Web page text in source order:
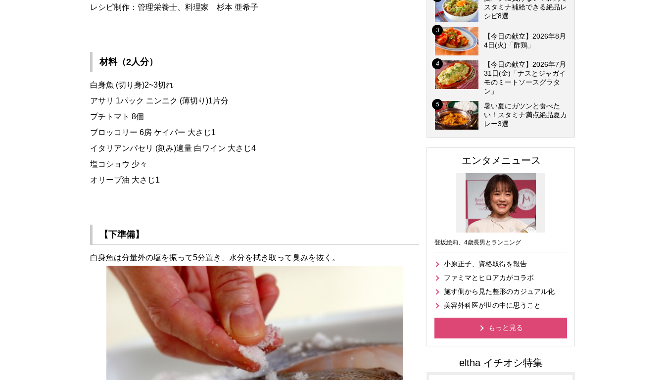
レシピ制作：管理栄養士、料理家 杉本 亜希子
材料（2人分）
白身魚 (切り身)2~3切れ
アサリ 1パック ニンニク (薄切り)1片分
プチトマト 8個
ブロッコリー 6房 ケイパー 大さじ1
イタリアンパセリ (刻み)適量 白ワイン 大さじ4
塩コショウ 少々
オリーブ油 大さじ1
【下準備】
白身魚は分量外の塩を振って5分置き、水分を拭き取って臭みを抜く。
スタミナ補給できる絶品レ
シピ8選
【今日の献立】2026年8月
4日(火)「酢鶏」
【今日の献立】2026年7月
31日(金)「ナスとジャガイ
モのミートソースグラタ
ン」
暑い夏にガツンと食べた
い！スタミナ満点絶品夏カ
レー3選
エンタメニュース
登坂絵莉、4歳長男とランニング
小原正子、資格取得を報告
ファミマとヒロアカがコラボ
施す側から見た整形のカジュアル化
美容外科医が世の中に思うこと
もっと見る